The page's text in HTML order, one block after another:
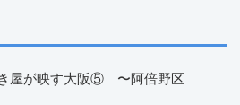
屋が映す大阪⑤ 〜阿倍野区